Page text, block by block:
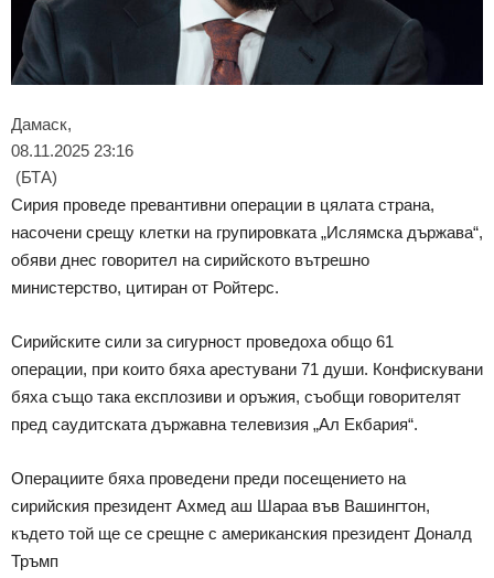
Дамаск,
08.11.2025 23:16
(БТА)
Сирия проведе превантивни операции в цялата страна,
насочени срещу клетки на групировката „Ислямска държава“,
обяви днес говорител на сирийското вътрешно
министерство, цитиран от Ройтерс.
Сирийските сили за сигурност проведоха общо 61
операции, при които бяха арестувани 71 души. Конфискувани
бяха също така експлозиви и оръжия, съобщи говорителят
пред саудитската държавна телевизия „Ал Екбария“.
Операциите бяха проведени преди посещението на
сирийския президент Ахмед аш Шараа във Вашингтон,
където той ще се срещне с американския президент Доналд
Тръмп